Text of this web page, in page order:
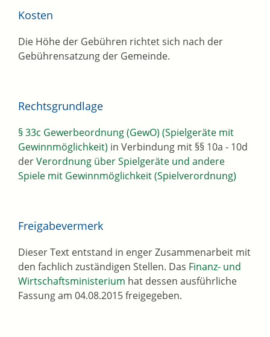
Kosten
Die Höhe der Gebühren richtet sich nach der
Gebührensatzung der Gemeinde.
Rechtsgrundlage
§ 33c Gewerbeordnung (GewO) (Spielgeräte mit
Gewinnmöglichkeit) in Verbindung mit §§ 10a - 10d
derVerordnung über Spielgeräte und andere
Spiele mit Gewinnmöglichkeit (Spielverordnung)
Freigabevermerk
Dieser Text entstand in enger Zusammenarbeit mit
den fachlich zuständigen Stellen. Das Finanz- und
Wirtschaftsministerium hat dessen ausführliche
Fassung am 04.08.2015 freigegeben.